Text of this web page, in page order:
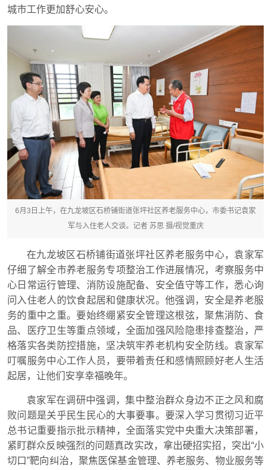
城市工作更加舒心安心。
6月3日上午，在九龙坡区石桥铺街道张坪社区养老服务中心，市委书记袁家
军与入住老人交谈。记者 苏思 摄/视觉重庆
在九龙坡区石桥铺街道张坪社区养老服务中心，袁家军
仔细了解全市养老服务专项整治工作进展情况，考察服务中
心日常运行管理、消防设施配备、安全值守等工作，悉心询
问入住老人的饮食起居和健康状况。他强调，安全是养老服
务的重中之重。要始终绷紧安全管理这根弦，聚焦消防、食
品、医疗卫生等重点领域，全面加强风险隐患排查整治，严
格落实各类防控措施，坚决筑牢养老机构安全防线。袁家军
叮嘱服务中心工作人员，要带着责任和感情照顾好老人生活
起居，让他们安享幸福晚年。
袁家军在调研中强调，集中整治群众身边不正之风和腐
败问题是关乎民生民心的大事要事。要深入学习贯彻习近平
总书记重要指示批示精神，全面落实党中央重大决策部署，
紧盯群众反映强烈的问题真改实改，拿出硬招实招，突出“小
切口”靶向纠治，聚焦医保基金管理、养老服务、物业服务等